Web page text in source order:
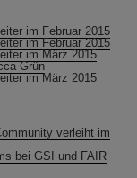
im Februar 2015
im Februar 2015
im März 2015
Grün
im März 2015
verleiht im
bei GSI und FAIR